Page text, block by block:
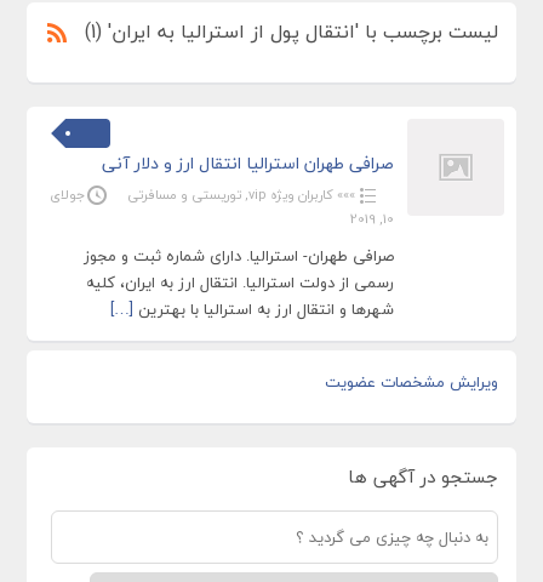
لیست برچسب با 'انتقال پول از استرالیا به ایران' (1)
صرافی طهران استرالیا انتقال ارز و دلار آنی
»»» کاربران ویژه vip , توریستی و مسافرتی
جولای
10, 2019
صرافی طهران- استرالیا. دارای شماره ثبت و مجوز
رسمی از دولت استرالیا. انتقال ارز به ایران، کلیه
شهرها و انتقال ارز به استرالیا با بهترین […]
ویرایش مشخصات عضویت
جستجو در آگهی ها